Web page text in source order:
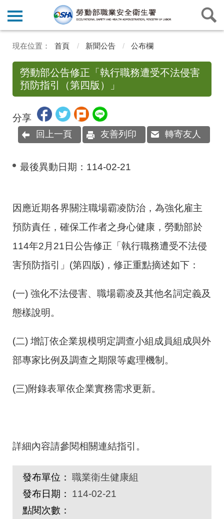
首頁 新聞公告 公布欄
勞動部公告修正「執行職務遭受不法侵害
預防指引（第四版）」
分享
回上一頁 友善列印 轉寄友人
最後異動日期： 114-02-21
因應近期各界關注職場霸凌防治，為強化雇主
預防責任，確保工作者之身心健康，勞動部於
114年2月21日公告修正「執行職務遭受不法侵
害預防指引」(第四版)，修正重點摘述如下：
(一) 強化不法侵害、職場霸凌及其他名詞定義及
態樣說明。
(二) 增訂依企業規模明定調查小組成員組成與外
部專家比例及調查之期限等處理機制。
(三)附錄表單依企業實務需求更新。
詳細內容請參閱相關連結指引。
發布單位： 職業衛生健康組
發布日期：
114-02-21
點閱次數：